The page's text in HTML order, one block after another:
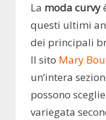
La moda curvy
questi ultimi
dei principali
Il sito Mary
un’intera
possono
variegata